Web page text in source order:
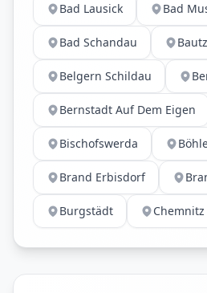
Bad Lausick Bad
Bad Schandau
Belgern Schildau
Bernstadt Auf Dem Eigen
Bischofswerda
Brand Erbisdorf
Burgstädt Chemnitz